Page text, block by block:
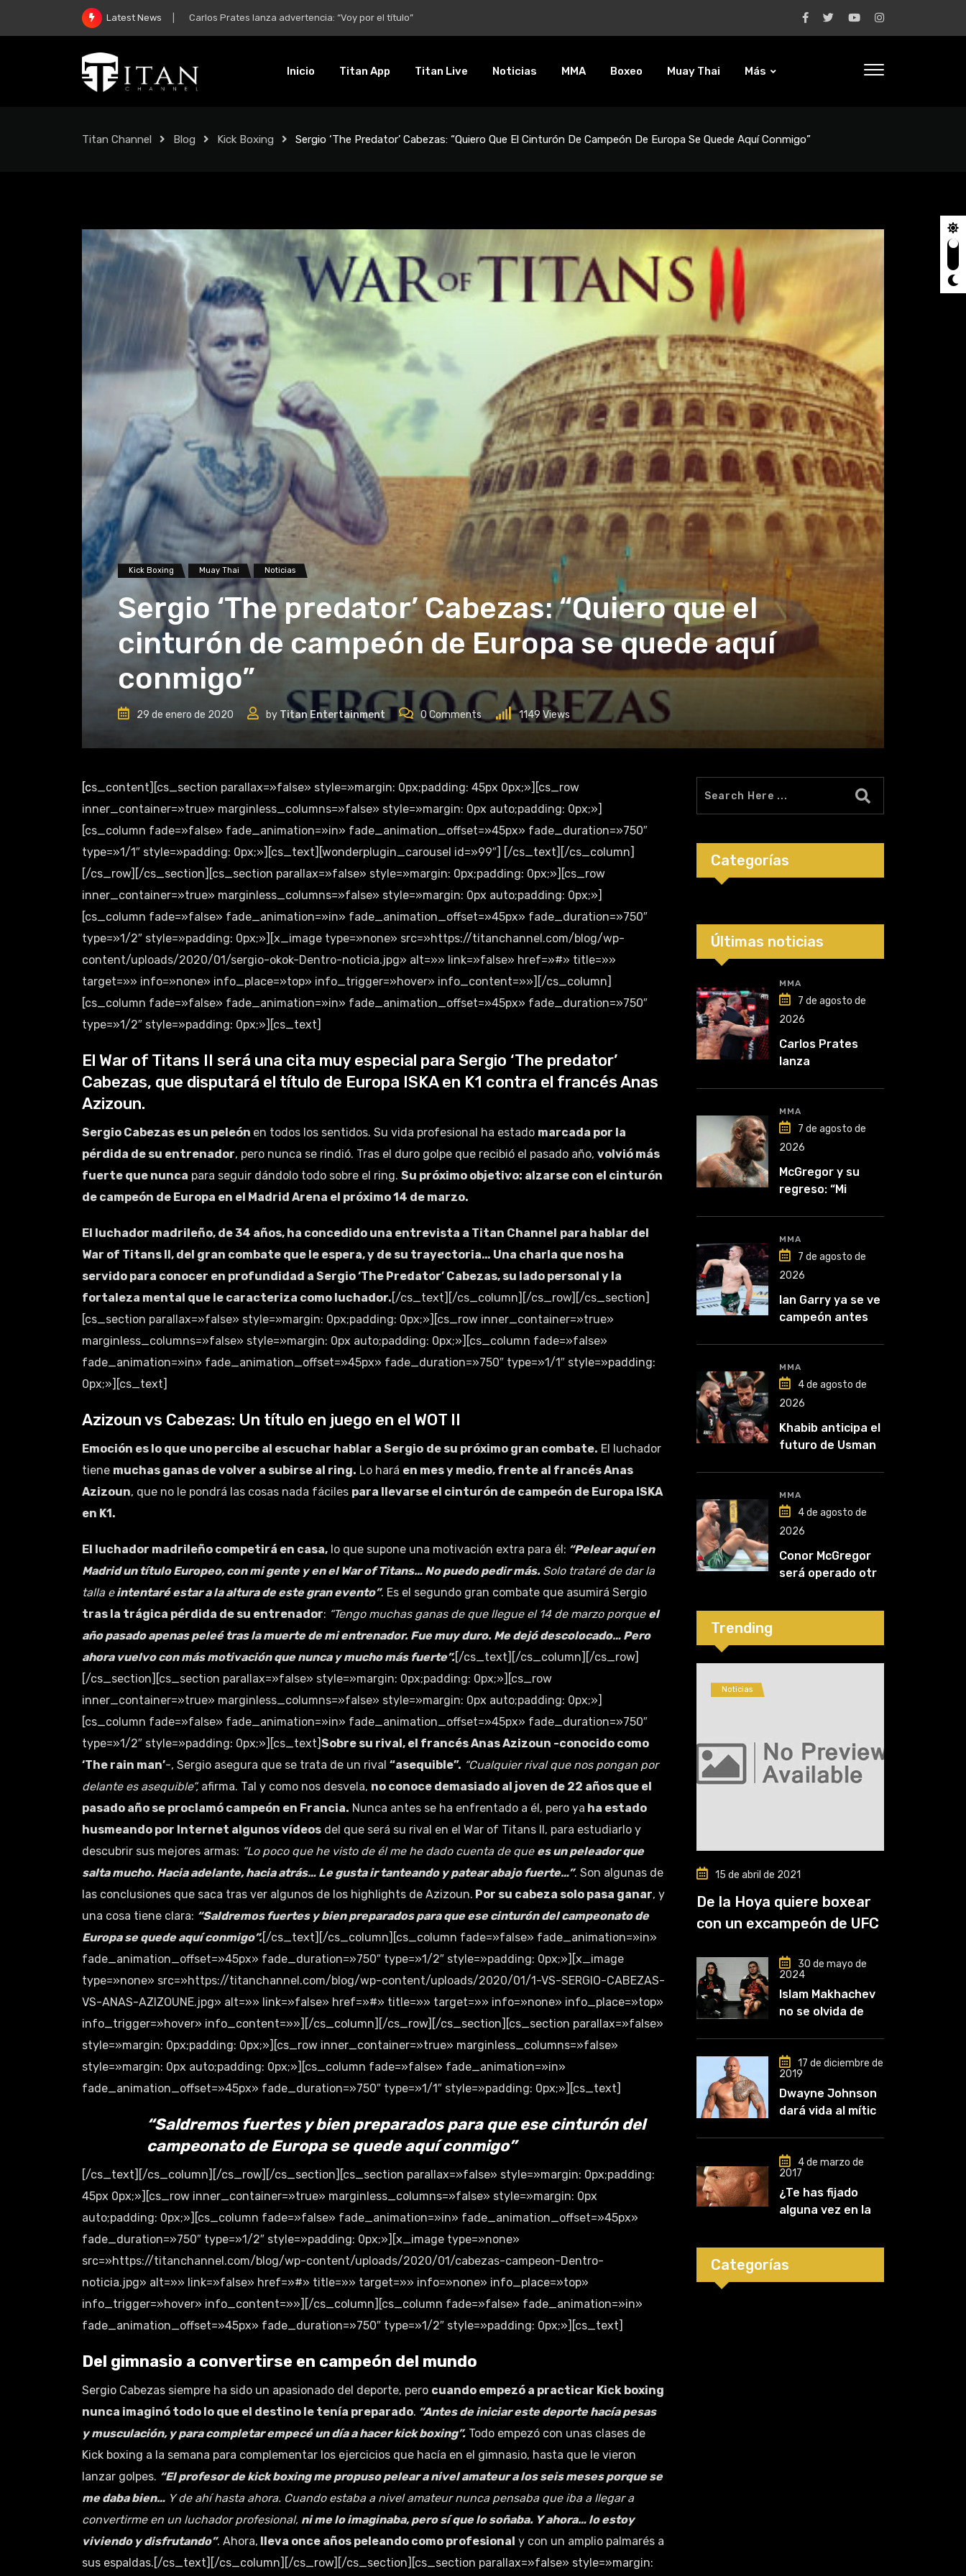
Latest News McGregor y su regreso: “Mi mentalidad es inquebrantable”
Inicio Titan App Titan Live Noticias MMA Boxeo Muay Thai Más
Titan Channel Blog Kick Boxing Sergio ‘The Predator’ Cabezas: “Quiero Que El Cinturón De Campeón De Europa Se Quede Aquí Conmigo”
Kick Boxing Muay Thai Noticias
Sergio ‘The predator’ Cabezas: “Quiero que el
cinturón de campeón de Europa se quede aquí
conmigo”
29 de enero de 2020 by Titan Entertainment 0Comments 1149 Views
[cs_content][cs_section parallax=»false» style=»margin: 0px;padding: 45px 0px;»][cs_row
inner_container=»true» marginless_columns=»false» style=»margin: 0px auto;padding: 0px;»]
[cs_column fade=»false» fade_animation=»in» fade_animation_offset=»45px» fade_duration=»750″
type=»1/1″ style=»padding: 0px;»][cs_text][wonderplugin_carousel id=»99″] [/cs_text][/cs_column]
[/cs_row][/cs_section][cs_section parallax=»false» style=»margin: 0px;padding: 0px;»][cs_row
inner_container=»true» marginless_columns=»false» style=»margin: 0px auto;padding: 0px;»]
[cs_column fade=»false» fade_animation=»in» fade_animation_offset=»45px» fade_duration=»750″
type=»1/2″ style=»padding: 0px;»][x_image type=»none» src=»https://titanchannel.com/blog/wp-
content/uploads/2020/01/sergio-okok-Dentro-noticia.jpg» alt=»» link=»false» href=»#» title=»»
target=»» info=»none» info_place=»top» info_trigger=»hover» info_content=»»][/cs_column]
[cs_column fade=»false» fade_animation=»in» fade_animation_offset=»45px» fade_duration=»750″
type=»1/2″ style=»padding: 0px;»][cs_text]
El War of Titans II será una cita muy especial para Sergio ‘The predator’
Cabezas, que disputará el título de Europa ISKA en K1 contra el francés Anas
Azizoun.
Sergio Cabezas es un peleón en todos los sentidos. Su vida profesional ha estado marcada por la
pérdida de su entrenador, pero nunca se rindió. Tras el duro golpe que recibió el pasado año, volvió más
fuerte que nunca para seguir dándolo todo sobre el ring. Su próximo objetivo: alzarse con el cinturón
de campeón de Europa en el Madrid Arena el próximo 14 de marzo.
El luchador madrileño, de 34 años, ha concedido una entrevista a Titan Channel para hablar del
War of Titans II, del gran combate que le espera, y de su trayectoria… Una charla que nos ha
servido para conocer en profundidad a Sergio ‘The Predator’ Cabezas, su lado personal y la
fortaleza mental que le caracteriza como luchador. [/cs_text][/cs_column][/cs_row][/cs_section]
[cs_section parallax=»false» style=»margin: 0px;padding: 0px;»][cs_row inner_container=»true»
marginless_columns=»false» style=»margin: 0px auto;padding: 0px;»][cs_column fade=»false»
fade_animation=»in» fade_animation_offset=»45px» fade_duration=»750″ type=»1/1″ style=»padding:
0px;»][cs_text]
Azizoun vs Cabezas: Un título en juego en el WOT II
Emoción es lo que uno percibe al escuchar hablar a Sergio de su próximo gran combate. El luchador
tiene muchas ganas de volver a subirse al ring. Lo hará en mes y medio, frente al francés Anas
Azizoun, que no le pondrá las cosas nada fáciles para llevarse el cinturón de campeón de Europa ISKA
en K1.
El luchador madrileño competirá en casa, lo que supone una motivación extra para él: “Pelear aquí en
Madrid un título Europeo, con mi gente y en el War of Titans… No puedo pedir más. Solo trataré de dar la
talla eintentaré estar a la altura de este gran evento”. Es el segundo gran combate que asumirá Sergio
tras la trágica pérdida de su entrenador: “Tengo muchas ganas de que llegue el 14 de marzo porque el
año pasado apenas peleé tras la muerte de mi entrenador. Fue muy duro. Me dejó descolocado… Pero
ahora vuelvo con más motivación que nunca y mucho más fuerte”. [/cs_text][/cs_column][/cs_row]
[/cs_section][cs_section parallax=»false» style=»margin: 0px;padding: 0px;»][cs_row
inner_container=»true» marginless_columns=»false» style=»margin: 0px auto;padding: 0px;»]
[cs_column fade=»false» fade_animation=»in» fade_animation_offset=»45px» fade_duration=»750″
type=»1/2″ style=»padding: 0px;»][cs_text] Sobre su rival, el francés Anas Azizoun -conocido como
‘The rain man’-, Sergio asegura que se trata de un rival “asequible”. “Cualquier rival que nos pongan por
delante es asequible”,afirma. Tal y como nos desvela, no conoce demasiado al joven de 22 años que el
pasado año se proclamó campeón en Francia. Nunca antes se ha enfrentado a él, pero ya ha estado
husmeando por Internet algunos vídeos del que será su rival en el War of Titans II, para estudiarlo y
descubrir sus mejores armas: “Lo poco que he visto de él me he dado cuenta de que es un peleador que
salta mucho. Hacia adelante, hacia atrás… Le gusta ir tanteando y patear abajo fuerte…”. Son algunas de
las conclusiones que saca tras ver algunos de los highlights de Azizoun. Por su cabeza solo pasa ganar, y
una cosa tiene clara: “Saldremos fuertes y bien preparados para que ese cinturón del campeonato de
Europa se quede aquí conmigo”. [/cs_text][/cs_column][cs_column fade=»false» fade_animation=»in»
fade_animation_offset=»45px» fade_duration=»750″ type=»1/2″ style=»padding: 0px;»][x_image
type=»none» src=»https://titanchannel.com/blog/wp-content/uploads/2020/01/1-VS-SERGIO-CABEZAS-
VS-ANAS-AZIZOUNE.jpg» alt=»» link=»false» href=»#» title=»» target=»» info=»none» info_place=»top»
info_trigger=»hover» info_content=»»][/cs_column][/cs_row][/cs_section][cs_section parallax=»false»
style=»margin: 0px;padding: 0px;»][cs_row inner_container=»true» marginless_columns=»false»
style=»margin: 0px auto;padding: 0px;»][cs_column fade=»false» fade_animation=»in»
fade_animation_offset=»45px» fade_duration=»750″ type=»1/1″ style=»padding: 0px;»][cs_text]
“Saldremos fuertes y bien preparados para que ese cinturón del
campeonato de Europa se quede aquí conmigo”
[/cs_text][/cs_column][/cs_row][/cs_section][cs_section parallax=»false» style=»margin: 0px;padding:
45px 0px;»][cs_row inner_container=»true» marginless_columns=»false» style=»margin: 0px
auto;padding: 0px;»][cs_column fade=»false» fade_animation=»in» fade_animation_offset=»45px»
fade_duration=»750″ type=»1/2″ style=»padding: 0px;»][x_image type=»none»
src=»https://titanchannel.com/blog/wp-content/uploads/2020/01/cabezas-campeon-Dentro-
noticia.jpg» alt=»» link=»false» href=»#» title=»» target=»» info=»none» info_place=»top»
info_trigger=»hover» info_content=»»][/cs_column][cs_column fade=»false» fade_animation=»in»
fade_animation_offset=»45px» fade_duration=»750″ type=»1/2″ style=»padding: 0px;»][cs_text]
Del gimnasio a convertirse en campeón del mundo
Sergio Cabezas siempre ha sido un apasionado del deporte, pero cuando empezó a practicar Kick boxing
nunca imaginó todo lo que el destino le tenía preparado. “Antes de iniciar este deporte hacía pesas
y musculación, y para completar empecé un día a hacer kick boxing”. Todo empezó con unas clases de
Kick boxing a la semana para complementar los ejercicios que hacía en el gimnasio, hasta que le vieron
lanzar golpes. “El profesor de kick boxing me propuso pelear a nivel amateur a los seis meses porque se
me daba bien… Y de ahí hasta ahora. Cuando estaba a nivel amateur nunca pensaba que iba a llegar a
convertirme en un luchador profesional, ni me lo imaginaba, pero sí que lo soñaba. Y ahora… lo estoy
viviendo y disfrutando”. Ahora, lleva once años peleando como profesional y con un amplio palmarés a
sus espaldas.[/cs_text][/cs_column][/cs_row][/cs_section][cs_section parallax=»false» style=»margin:
Categorías
Últimas noticias
MMA
7 de agosto de
2026
Carlos Prates
lanza
MMA
7 de agosto de
2026
McGregor y su
regreso: “Mi
MMA
7 de agosto de
2026
Ian Garry ya se ve
campeón antes
MMA
4 de agosto de
2026
Khabib anticipa el
futuro de Usman
liga competirá”
MMA
4 de agosto de
2026
Conor McGregor
será operado otra
cirugía número
Trending
Noticias
15 de abril de 2021
De la Hoya quiere boxear
con un excampeón de UFC
30 de mayo de
2024
Islam Makhachev
no se olvida de
que comencé a
entrenar, jugó un
papel clave en mi
carrera»
17 de diciembre de
2019
Dwayne Johnson
dará vida al mítico
4 de marzo de
2017
¿Te has fijado
alguna vez en las
luchadores?
Categorías